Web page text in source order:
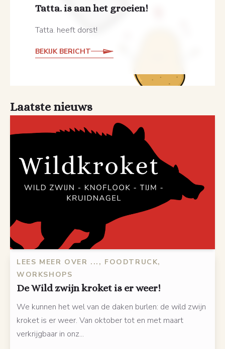
Tatta. is aan het groeien!
Tatta. heeft dorst!
BEKIJK BERICHT
Laatste nieuws
LEES MEER OVER ..., FOODTRUCK,
WORKSHOPS
De Wild zwijn kroket is er weer!
We kunnen het wel van de daken burlen: de wild zwijn
kroket is er weer. Van oktober tot en met maart
verkrijgbaar in onz...